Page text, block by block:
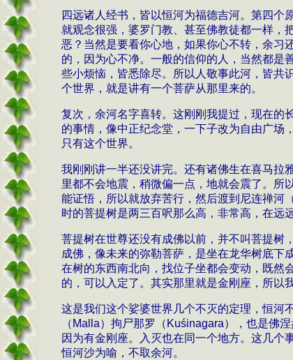
四远诸人经书，皆以恒河为福德吉河。第四个
就观念很强，婆罗门教、甚至佛教徒都一样，
恶？当然是要看你心地，如果你心不转，余习
的，因为心不净。一般的信仰的人，当然都是
些小烦恼，皆悉除尽。所以人敬事此河，皆共
个世界，就是讲有一个菩萨从那里来的。
复次，余河名字喜转。这刚刚我提过，现在的
的事情，像中正纪念堂，一下子改为自由广场
只有这个世界。
我刚刚讲一半还没讲完。还有诸佛生在喜马拉
里都不会地震，稍微偏一点，地就会震了。所
能证悟，所以就放弃苦行，然后渡到尼连禅河
时的菩提树是两三百呎那么高，非常高，在远
菩提树在世尊还没有成佛以前，并不叫菩提树
成佛，像未来的弥勒菩萨，是坐在龙华树底下
在树的东西南北向，找位子坐都会变动，既然
的，可以入定了。其实那里就是金刚座，所以
这是我们这个娑婆世界几个不灭的定理，恒河
（ Malla）拘尸那罗 （ Kuśinagara）
，也是佛
因为有金刚座。入灭也在同一个地方。这几个
恒河沙为喻，不取余河。